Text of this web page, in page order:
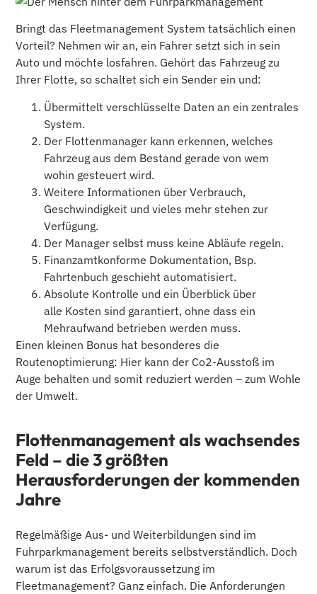
Bringt das Fleetmanagement System tatsächlich einen
Vorteil? Nehmen wir an, ein Fahrer setzt sich in sein
Auto und möchte losfahren. Gehört das Fahrzeug zu
Ihrer Flotte, so schaltet sich ein Sender ein und:
Übermittelt verschlüsselte Daten an ein zentrales
System.
Der Flottenmanager kann erkennen, welches
Fahrzeug aus dem Bestand gerade von wem
wohin gesteuert wird.
Weitere Informationen über Verbrauch,
Geschwindigkeit und vieles mehr stehen zur
Verfügung.
Der Manager selbst muss keine Abläufe regeln.
Finanzamtkonforme Dokumentation, Bsp.
Fahrtenbuch geschieht automatisiert.
Absolute Kontrolle und ein Überblick über
alle Kosten sind garantiert, ohne dass ein
Mehraufwand betrieben werden muss.
Einen kleinen Bonus hat besonderes die
Routenoptimierung: Hier kann der Co2-Ausstoß im
Auge behalten und somit reduziert werden – zum Wohle
der Umwelt.
Flottenmanagement als wachsendes
Feld – die 3 größten
Herausforderungen der kommenden
Jahre
Regelmäßige Aus- und Weiterbildungen sind im
Fuhrparkmanagement bereits selbstverständlich. Doch
warum ist das Erfolgsvoraussetzung im
Fleetmanagement? Ganz einfach. Die Anforderungen